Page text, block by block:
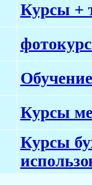
Курсы +
Курсы
Курсы